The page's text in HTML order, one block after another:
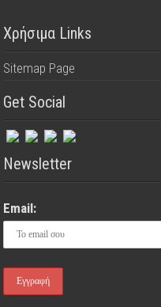
Χρήσιμα Links
Sitemap Page
Get Social
Newsletter
Email: